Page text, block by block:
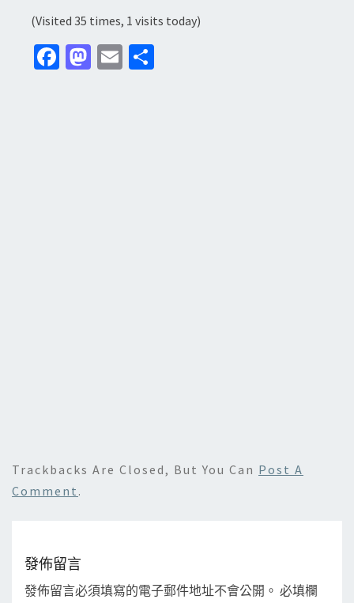
(Visited 35 times, 1 visits today)
Fa M E
Trackbacks Are Closed, But You Can Post A
Comment .
發佈留言
發佈留言必須填寫的電子郵件地址不會公開。 必填欄